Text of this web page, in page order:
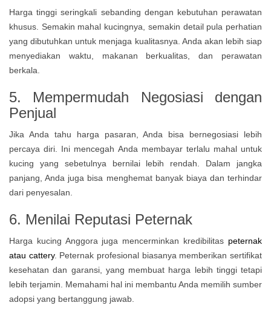
Harga tinggi seringkali sebanding dengan kebutuhan perawatan
khusus. Semakin mahal kucingnya, semakin detail pula perhatian
yang dibutuhkan untuk menjaga kualitasnya. Anda akan lebih siap
menyediakan waktu, makanan berkualitas, dan perawatan
berkala.
5. Mempermudah Negosiasi dengan
Penjual
Jika Anda tahu harga pasaran, Anda bisa bernegosiasi lebih
percaya diri. Ini mencegah Anda membayar terlalu mahal untuk
kucing yang sebetulnya bernilai lebih rendah. Dalam jangka
panjang, Anda juga bisa menghemat banyak biaya dan terhindar
dari penyesalan.
6. Menilai Reputasi Peternak
Harga kucing Anggora juga mencerminkan kredibilitas peternak
atau cattery. Peternak profesional biasanya memberikan sertifikat
kesehatan dan garansi, yang membuat harga lebih tinggi tetapi
lebih terjamin. Memahami hal ini membantu Anda memilih sumber
adopsi yang bertanggung jawab.